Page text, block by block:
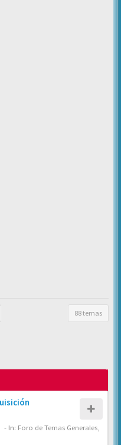
88 temas
- In: Foro de Temas Generales,